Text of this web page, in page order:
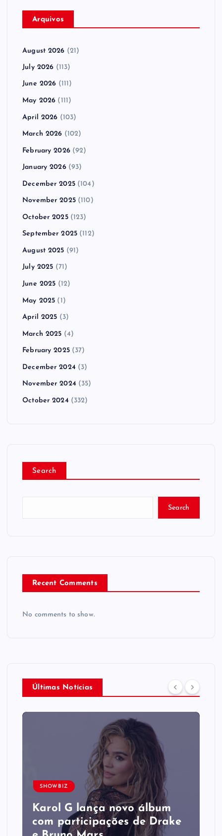
Arquivos
August 2026 (21)
July 2026 (113)
June 2026 (111)
May 2026 (111)
April 2026 (103)
March 2026 (102)
February 2026(92)
January 2026(93)
December 2025(104)
November 2025(110)
October 2025(123)
September 2025 (112)
August 2025 (91)
July 2025 (71)
June 2025 (12)
May 2025 (1)
April 2025 (3)
March 2025 (4)
February 2025(37)
December 2024 (3)
November 2024 (35)
October 2024 (332)
Search
Search
Recent Comments
No comments to show.
Últimas Notícias
SHOWBIZ
Karol G lança novo álbum
com participações de Drake